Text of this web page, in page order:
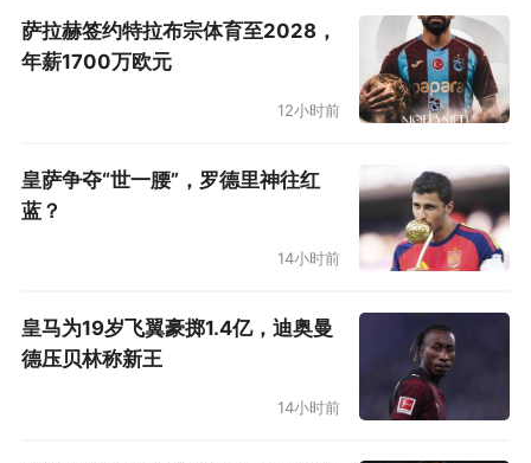
萨拉赫签约特拉布宗体育至2028，
年薪1700万欧元
12小时前
皇萨争夺“世一腰”，罗德里神往红
蓝？
14小时前
皇马为19岁飞翼豪掷1.4亿，迪奥曼
德压贝林称新王
14小时前